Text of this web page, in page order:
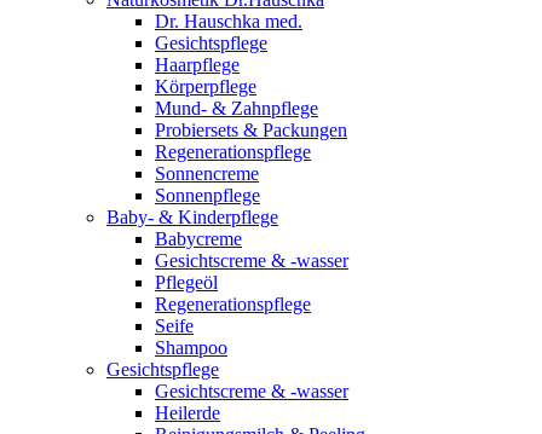
Dr. Hauschka med.
Gesichtspflege
Haarpflege
Körperpflege
Mund- & Zahnpflege
Probiersets & Packungen
Regenerationspflege
Sonnencreme
Sonnenpflege
Baby- & Kinderpflege
Babycreme
Gesichtscreme & -wasser
Pflegeöl
Regenerationspflege
Seife
Shampoo
Gesichtspflege
Gesichtscreme & -wasser
Heilerde